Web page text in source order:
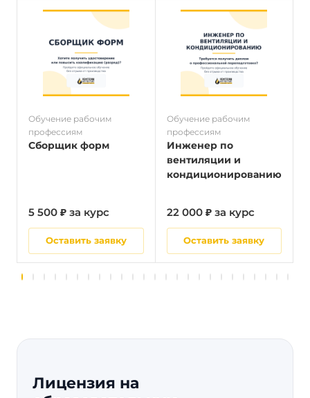
Обучение рабочим
профессиям
Сборщик форм
5 500 ₽ за курс
Оставить заявку
Обучение рабочим
профессиям
Инженер по
вентиляции и
кондиционированию
22 000 ₽ за курс
Оставить заявку
Лицензия на